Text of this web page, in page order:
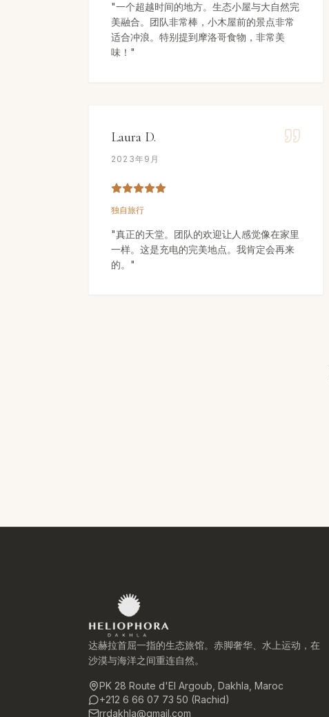
"一个超越时间的地方。生态小屋与大自然完
美融合。团队非常棒，小木屋前的景点非常
适合冲浪。特别提到摩洛哥食物，非常美
味！ "
Laura D.
2023年9月
独自旅行
"真正的天堂。团队的欢迎让人感觉像在家里
一样。这是充电的完美地点。我肯定会再来
的。 "
达赫拉首屈一指的生态旅馆。赤脚奢华、水上运动，在
沙漠与海洋之间重连自然。
PK 28 Route d'El Argoub, Dakhla, Maroc
+212 6 66 07 73 50 (Rachid)
rrdakhla@gmail.com